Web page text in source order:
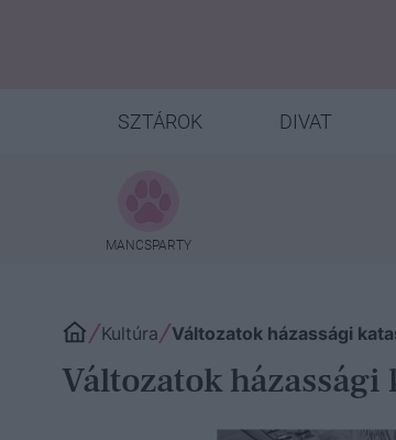
SZTÁROK DIVAT
MANCSPARTY
Kultúra Változatok házassági
Változatok